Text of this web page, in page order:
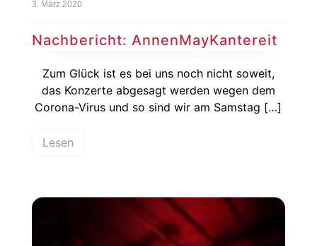
3. März 2020
Nachbericht: AnnenMayKantereit
Zum Glück ist es bei uns noch nicht soweit,
das Konzerte abgesagt werden wegen dem
Corona-Virus und so sind wir am Samstag […]
Lesen